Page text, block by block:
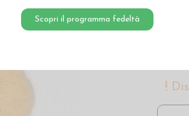
Scopri il programma fedeltà
Lana